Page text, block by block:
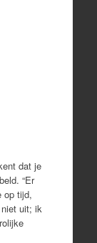
dat je
“Er
op tijd,
uit; ik